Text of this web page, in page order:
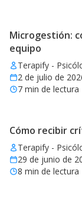
Microgestión:
equipo
Terapify -
2 de julio de
7 min de lectura
Cómo recibir
Terapify -
29 de junio de
8 min de lectura